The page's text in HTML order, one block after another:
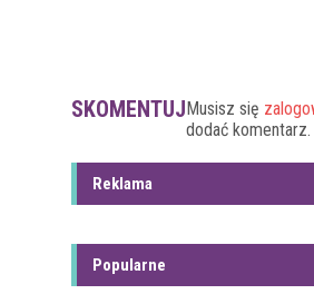
SKOMENTUJMusisz się
dodać komentarz.
Reklama
Popularne